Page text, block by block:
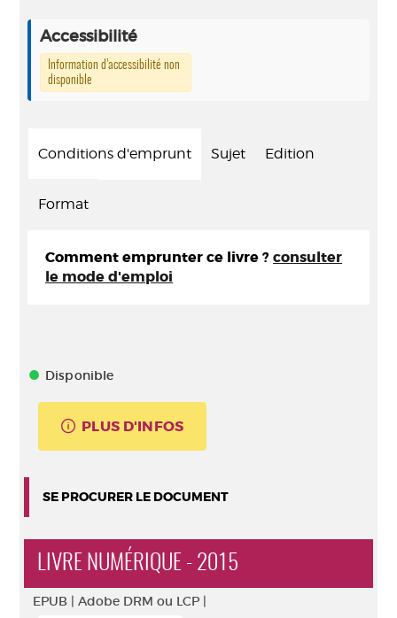
Accessibilité
Information d’accessibilité non
disponible
Conditions d'emprunt Sujet Edition
Format
Comment emprunter ce livre ? consulter
le mode d'emploi
Disponible
PLUS D'INFOS
SE PROCURER LE DOCUMENT
LIVRE NUMÉRIQUE - 2015
EPUB | Adobe DRM ou LCP |